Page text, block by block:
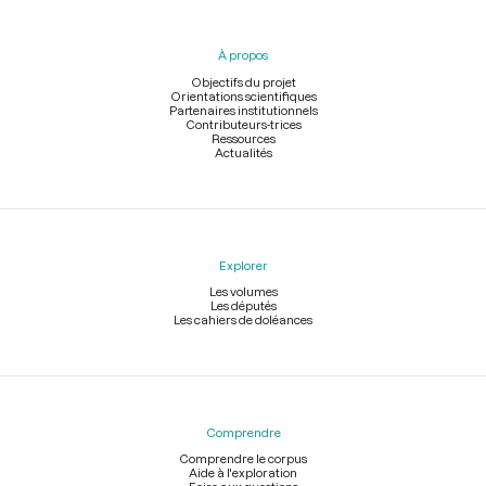
À propos
Objectifs du projet
Orientations scientifiques
Partenaires institutionnels
Contributeurs-trices
Ressources
Actualités
Explorer
Les volumes
Les députés
Les cahiers de doléances
Comprendre
Comprendre le corpus
Aide à l'exploration